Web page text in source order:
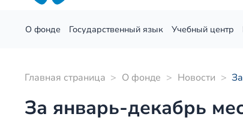
О фонде Государственный язык Учебный центр
Главная страница > О фонде > Новости >
За январь-декабрь